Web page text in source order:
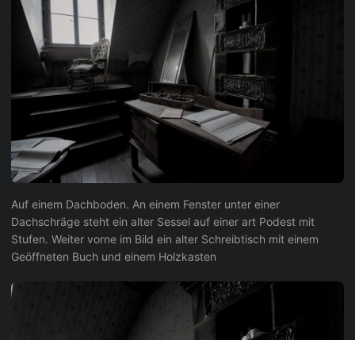
Auf einem Dachboden. An einem Fenster unter einer
Dachschräge steht ein alter Sessel auf einer art Podest mit
Stufen. Weiter vorne im Bild ein alter Schreibtisch mit einem
Geöffneten Buch und einem Holzkasten